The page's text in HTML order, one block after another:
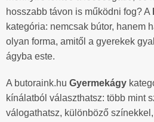
hosszabb távon is működni fog? A
kategória: nemcsak bútor, hanem
olyan forma, amitől a gyerekek
ágyba este.
A butoraink.hu Gyermekágy
kínálatból választhatsz: több mint
válogathatsz, különböző